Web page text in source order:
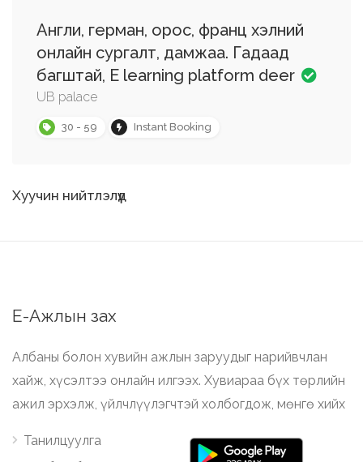
Англи, герман, орос, франц хэлний
онлайн сургалт, дамжаа. Гадаад
багштай, E learning platform deer
UB palace
30 - 59 Instant Booking
Мэдээний
Хуучин нийтлэлүүд
Е-Ажлын зах
Албаны болон хувийн ажлын заруудыг нарийвчлан
хайж, хүсэлтээ онлайн илгээх. Хувиараа бүх төрлийн
ажил эрхэлж, үйлчлүүлэгчтэй холбогдож, мөнгө хийх
Танилцуулга